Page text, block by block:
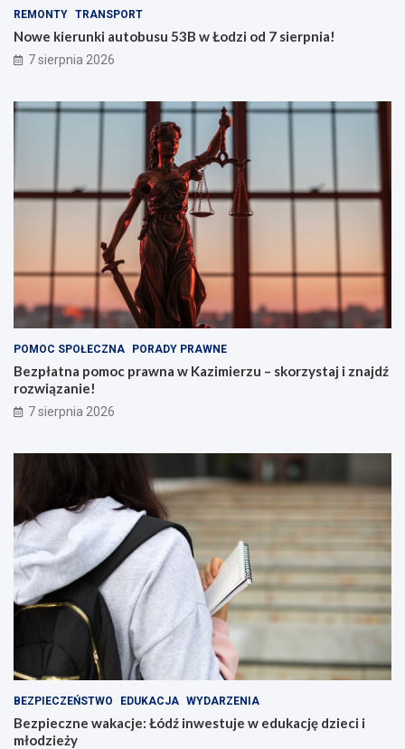
REMONTY TRANSPORT
Nowe kierunki autobusu 53B w Łodzi od 7 sierpnia!
7 sierpnia 2026
POMOC SPOŁECZNA PORADY PRAWNE
Bezpłatna pomoc prawna w Kazimierzu – skorzystaj i znajdź
rozwiązanie!
7 sierpnia 2026
BEZPIECZEŃSTWO EDUKACJA WYDARZENIA
Bezpieczne wakacje: Łódź inwestuje w edukację dzieci i
młodzieży